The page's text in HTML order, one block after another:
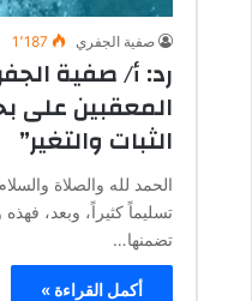
صفية الجفري 1٬187
رد: أ/ صفية
المعقبين على
الثبات والتغير”
الحمد لله والصلاة
تسليماً كثيراً، وبعد،
تضمنها…
أكمل القراءة »